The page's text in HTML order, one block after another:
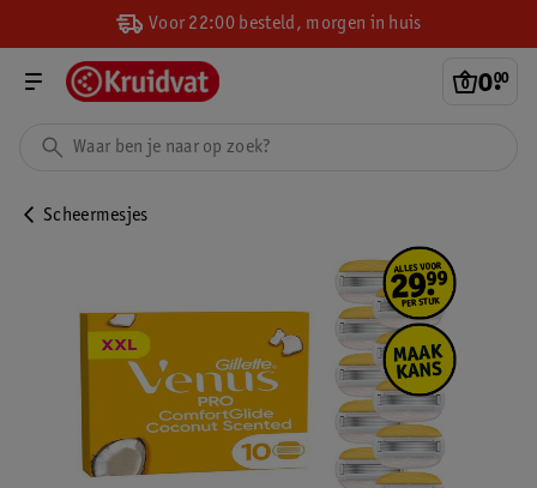
Voor 22:00 besteld, morgen in huis
0.
00
Scheermesjes